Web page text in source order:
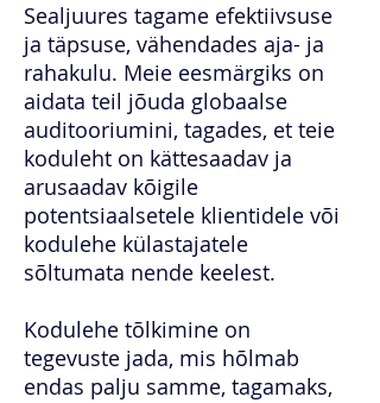
Sealjuures tagame efektiivsuse
ja täpsuse, vähendades aja- ja
rahakulu. Meie eesmärgiks on
aidata teil jõuda globaalse
auditooriumini, tagades, et teie
koduleht on kättesaadav ja
arusaadav kõigile
potentsiaalsetele klientidele või
kodulehe külastajatele
sõltumata nende keelest.
Kodulehe tõlkimine on
tegevuste jada, mis hõlmab
endas palju samme, tagamaks,